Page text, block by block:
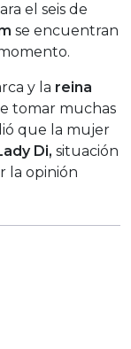
el seis de
se encuentran
y la reina
tomar muchas
que la mujer
Di, situación
la opinión